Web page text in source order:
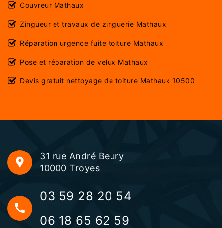
Couvreur Mathaux
Zingueur et travaux de zinguerie Mathaux
Réparation urgence fuite toiture Mathaux
Pose et réparation de velux Mathaux
Devis gratuit nettoyage de toiture Mathaux 10500
31 rue André Beury
10000 Troyes
03 59 28 20 54
06 18 65 62 59